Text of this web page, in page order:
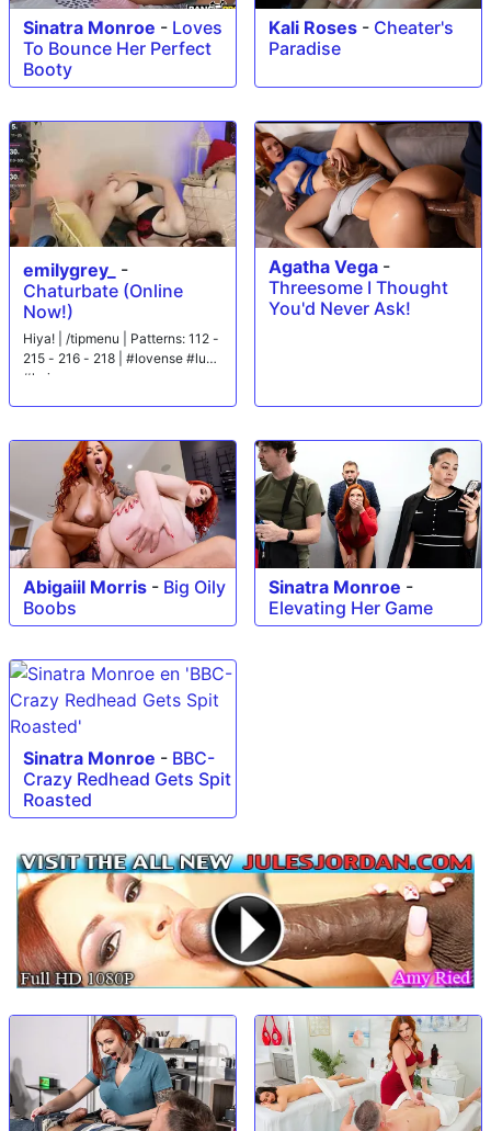
Sinatra Monroe - Loves
To Bounce Her Perfect
Booty
Kali Roses - Cheater's
Paradise
emilygrey_ -
Chaturbate (Online
Now!)
Hiya! | /tipmenu | Patterns: 112 -
215 - 216 - 218 | #lovense #lush
#hairy
Agatha Vega -
Threesome I Thought
You'd Never Ask!
Abigaiil Morris - Big Oily
Boobs
Sinatra Monroe -
Elevating Her Game
Sinatra Monroe - BBC-
Crazy Redhead Gets Spit
Roasted